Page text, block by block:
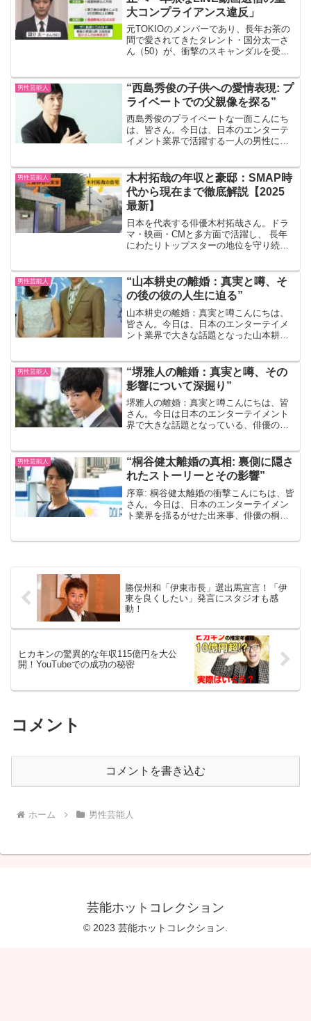
大コンプライアンス違反」
元TOKIOのメンバーであり、長年お茶の
間で愛されてきたタレント・国分太一さ
ん（50）が、衝撃のスキャンダルを受
メント、そして日本テレビの緊急会見──
その裏で一体何が起...
男性芸能人
“西島秀俊の子供への愛情表現: プ
ライベートでの父親像を探る”
西島秀俊のプライベートな一面こんにち
は、皆さん。今日は、日本のエンターテ
イメント業界で活躍する一人の男性につ
人間性にも多くの人々が魅了されていま
す。 しかし、今日私たち...
男性芸能人
木村拓哉の年収と豪邸：SMAP時
代から現在まで徹底解説【2025
最新】
日本を代表する俳優木村拓哉さん。ドラ
マ・映画・CMと多方面で活躍し、 長年
にわたりトップスターの地位を守り続け
迫ります。木村拓哉の推定年収【2025年
版】ドラマ出演料民...
男性芸能人
“山本耕史の離婚：真実と噂、そ
の後の彼の人生に迫る”
山本耕史の離婚：真実と噂こんにちは、
皆さん。今日は、日本のエンターテイメ
ント業界で大きな話題となった山本耕史
多くのファンを持つ俳優です。しかし、
彼のプライベートな生活は...
男性芸能人
“堺雅人の離婚：真実と噂、その
影響について深掘り”
堺雅人の離婚：真実と噂こんにちは、皆
さん。今日は日本のエンターテイメント
界で大きな話題となっている、俳優の堺
ましょう。 堺さんといえば、その独特の
演技力と端正なルックス...
男性芸能人
“桐谷健太離婚の真相: 裏側に隠さ
れたストーリーとその影響”
序章: 桐谷健太離婚の衝撃こんにちは、皆
さん。今日は、日本のエンターテイメン
ト業界を揺るがせた出来事、俳優の桐谷
勝俣州和「伊東市長」選出馬宣言！「伊
東を良くしたい」発言にスタジオも感
動！
ヒカキンの驚異的な年収115億円を大公
開！YouTubeでの成功の秘密
コメント
コメントを書き込む
ホーム 男性芸能人
芸能ホットコレクション
© 2023 芸能ホットコレクション.